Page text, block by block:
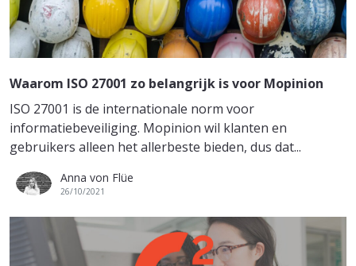
Waarom ISO 27001 zo belangrijk is voor Mopinion
ISO 27001 is de internationale norm voor
informatiebeveiliging. Mopinion wil klanten en
gebruikers alleen het allerbeste bieden, dus dat...
Anna von Flüe
26/10/2021